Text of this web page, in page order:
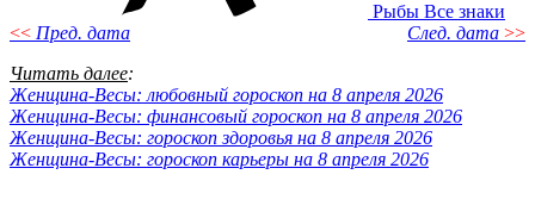
Рыбы Все знаки
<< Пред. дата След. дата >>
Читать далее:
Женщина-Весы: любовный гороскоп на 8 апреля 2026
Женщина-Весы: финансовый гороскоп на 8 апреля 2026
Женщина-Весы: гороскоп здоровья на 8 апреля 2026
Женщина-Весы: гороскоп карьеры на 8 апреля 2026